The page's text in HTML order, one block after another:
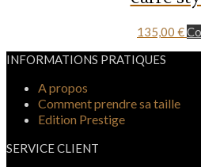
135,00 €
INFORMATIONS PRATIQUES
A propos
Comment prendre sa taille
Edition Prestige
SERVICE CLIENT